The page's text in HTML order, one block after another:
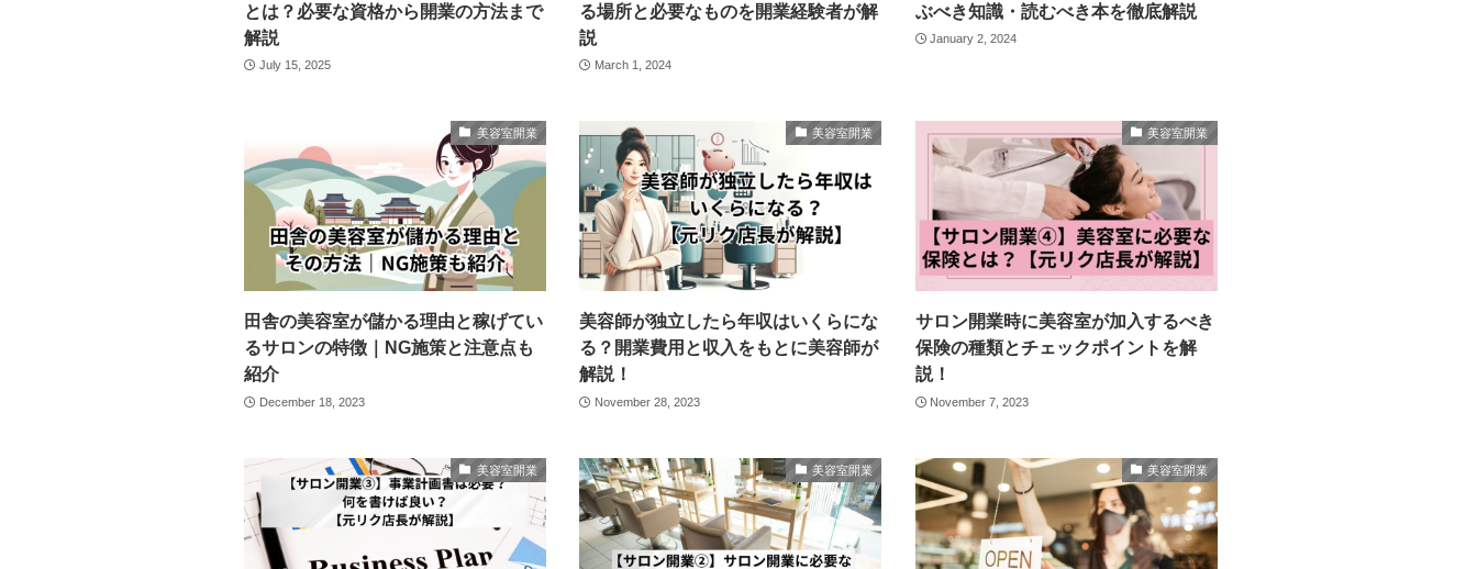
とは？必要な資格から開業の方法まで
解説
July 15, 2025
る場所と必要なものを開業経験者が解
説
March 1, 2024
ぶべき知識・読むべき本を徹底解説
January 2, 2024
美容室開業
田舎の美容室が儲かる理由と稼げてい
るサロンの特徴｜NG施策と注意点も
紹介
December 18, 2023
美容室開業
美容師が独立したら年収はいくらにな
る？開業費用と収入をもとに美容師が
解説！
November 28, 2023
美容室開業
サロン開業時に美容室が加入するべき
保険の種類とチェックポイントを解
説！
November 7, 2023
美容室開業 美容室開業 美容室開業